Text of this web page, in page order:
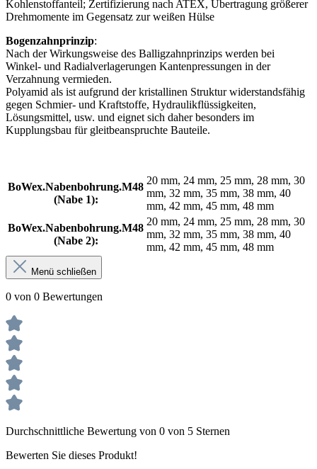
Kohlenstoffanteil; Zertifizierung nach ATEX, Übertragung größerer
Drehmomente im Gegensatz zur weißen Hülse
Bogenzahnprinzip:
Nach der Wirkungsweise des Balligzahnprinzips werden bei
Winkel- und Radialverlagerungen Kantenpressungen in der
Verzahnung vermieden.
Polyamid als ist aufgrund der kristallinen Struktur widerstandsfähig
gegen Schmier- und Kraftstoffe, Hydraulikflüssigkeiten,
Lösungsmittel, usw. und eignet sich daher besonders im
Kupplungsbau für gleitbeanspruchte Bauteile.
BoWex.Nabenbohrung.M48
(Nabe 1):
20 mm, 24 mm, 25 mm, 28 mm, 30
mm, 32 mm, 35 mm, 38 mm, 40
mm, 42 mm, 45 mm, 48 mm
BoWex.Nabenbohrung.M48
(Nabe 2):
20 mm, 24 mm, 25 mm, 28 mm, 30
mm, 32 mm, 35 mm, 38 mm, 40
mm, 42 mm, 45 mm, 48 mm
Menü schließen
0 von 0 Bewertungen
Durchschnittliche Bewertung von 0 von 5 Sternen
Bewerten Sie dieses Produkt!